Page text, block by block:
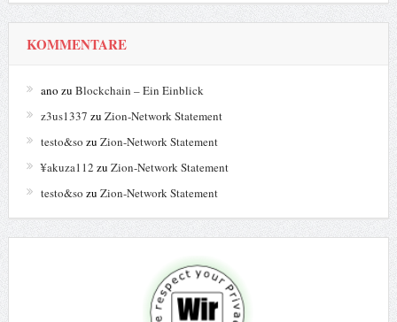
KOMMENTARE
ano zu Blockchain – Ein Einblick
z3us1337 zu Zion-Network Statement
testo&so zu Zion-Network Statement
¥akuza112 zu Zion-Network Statement
testo&so zu Zion-Network Statement